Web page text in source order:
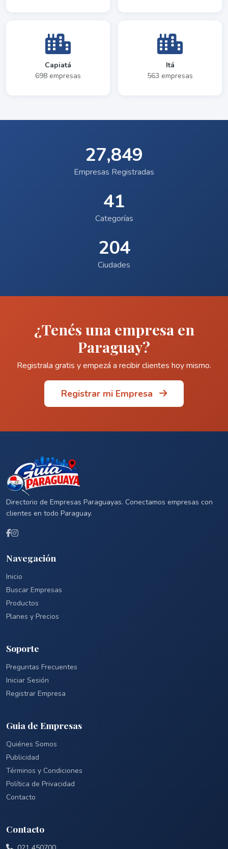
Capiatá
698 empresas
Itá
563 empresas
27,849
Empresas Registradas
41
Categorías
204
Ciudades
¿Tenés una empresa en
Paraguay?
Registrala gratis y empezá a recibir clientes hoy mismo.
Registrar mi Empresa
Directorio de Empresas Paraguayas. Conectamos empresas con
clientes en todo Paraguay.
Navegación
Inicio
Buscar Empresas
Productos
Planes y Precios
Soporte
Preguntas Frecuentes
Iniciar Sesión
Registrar Empresa
Guia de Empresas
Quiénes Somos
Publicidad
Términos y Condiciones
Política de Privacidad
Contacto
Contacto